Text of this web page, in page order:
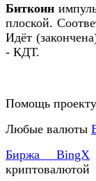
Биткоин
плоской.
Идёт
- КДТ.
Помощь
Любые валюты
Биржа BingX
криптовалютой